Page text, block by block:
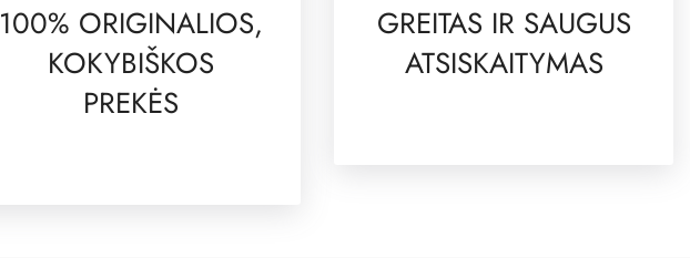
100% ORIGINALIOS,
KOKYBIŠKOS
PREKĖS
GREITAS IR SAUGUS
ATSISKAITYMAS